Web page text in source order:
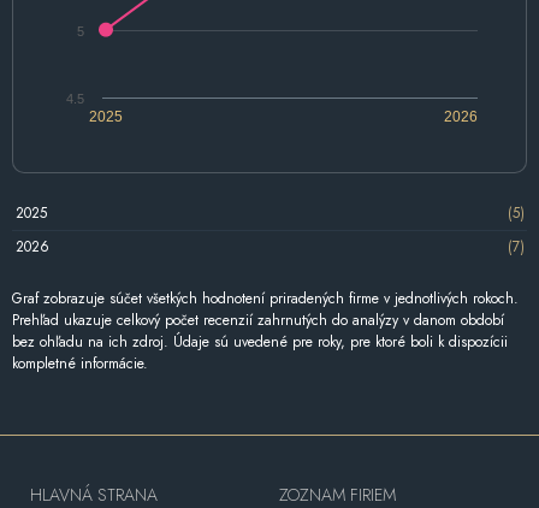
2025 2026
4.5
5
2025
(5)
2026
(7)
Graf zobrazuje súčet všetkých hodnotení priradených firme v jednotlivých rokoch.
Prehľad ukazuje celkový počet recenzií zahrnutých do analýzy v danom období
bez ohľadu na ich zdroj. Údaje sú uvedené pre roky, pre ktoré boli k dispozícii
kompletné informácie.
HLAVNÁ STRANA
ZOZNAM FIRIEM